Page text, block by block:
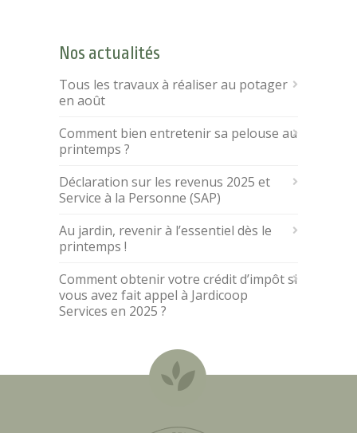
Nos actualités
Tous les travaux à réaliser au potager
en août
Comment bien entretenir sa pelouse au
printemps ?
Déclaration sur les revenus 2025 et
Service à la Personne (SAP)
Au jardin, revenir à l’essentiel dès le
printemps !
Comment obtenir votre crédit d’impôt si
vous avez fait appel à Jardicoop
Services en 2025 ?